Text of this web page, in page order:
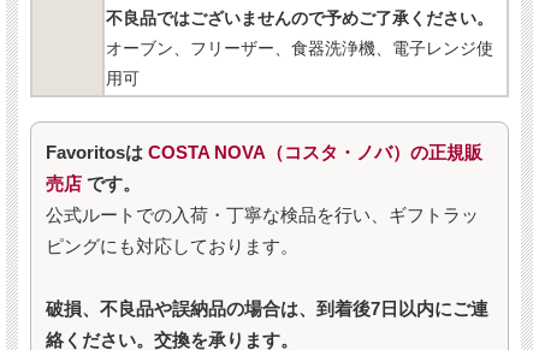
不良品ではございませんので予めご了承ください。
オーブン、フリーザー、食器洗浄機、電子レンジ使
用可
Favoritosは COSTA NOVA（コスタ・ノバ）の正規販
売店 です。
公式ルートでの入荷・丁寧な検品を行い、ギフトラッ
ピングにも対応しております。
破損、不良品や誤納品の場合は、到着後7日以内にご連
絡ください。交換を承ります。